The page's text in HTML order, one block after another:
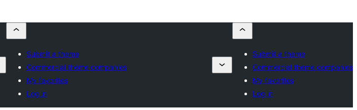
Submit a theme
Commercial theme companies
My favorites
Log in
Submit a theme
Commercial theme companies
My favorites
Log in